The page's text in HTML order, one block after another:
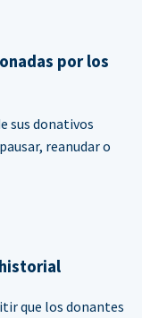
por los
sus donativos
reanudar o
que los donantes